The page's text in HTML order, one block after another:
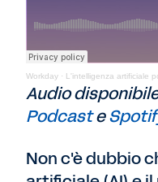
Workday · L'intelligenza artificiale
Audio
Podcaste
Non c'è dubbio